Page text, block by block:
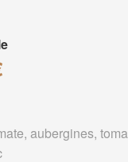
aubergines,